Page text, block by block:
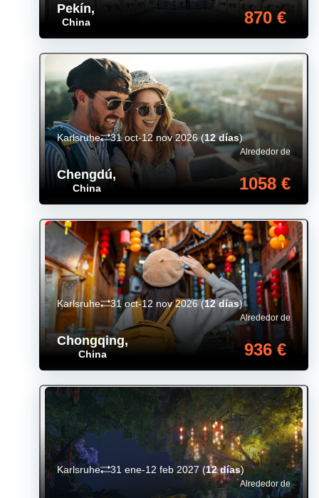
Pekín,
China 870 €
Chengdú,
China
Alrededor de
1058 €
Karlsruhe 31 oct-12 nov 2026 (12 días)
Chongqing,
China
Alrededor de
936 €
Karlsruhe 31 oct-12 nov 2026 (12 días)
Alrededor de
Karlsruhe 31 ene-12 feb 2027(12 días)